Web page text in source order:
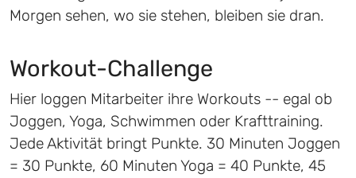
Morgen sehen, wo sie stehen, bleiben sie dran.
Workout-Challenge
Hier loggen Mitarbeiter ihre Workouts -- egal ob
Joggen, Yoga, Schwimmen oder Krafttraining.
Jede Aktivität bringt Punkte. 30 Minuten Joggen
= 30 Punkte, 60 Minuten Yoga = 40 Punkte, 45